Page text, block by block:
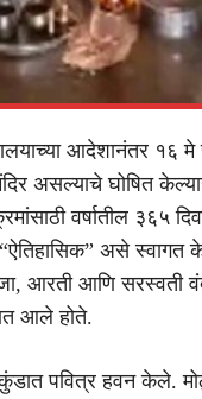
आदेशानंतर १६ मे
असल्याचे घोषित
वर्षातील ३६५
असे स्वागत
आरती आणि सरस्वती
आले होते.
पवित्र हवन केले.